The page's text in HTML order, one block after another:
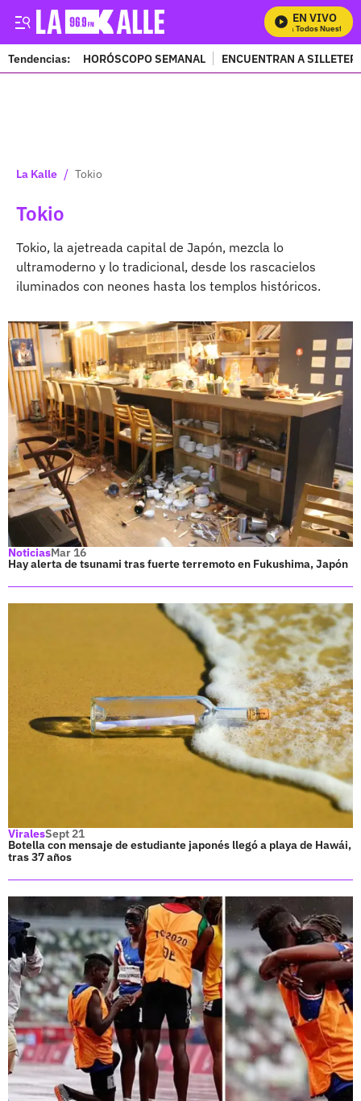
EN VIVO
Mira Todos Nuestros
Tendencias: HORÓSCOPO SEMANAL ENCUENTRAN A
La Kalle / Tokio
Tokio
Tokio, la ajetreada capital de Japón, mezcla lo
ultramoderno y lo tradicional, desde los rascacielos
iluminados con neones hasta los templos históricos.
NoticiasMar 16
Hay alerta de tsunami tras fuerte terremoto en Fukushima, Japón
ViralesSept 21
Botella con mensaje de estudiante japonés llegó a playa de Hawái,
tras 37 años